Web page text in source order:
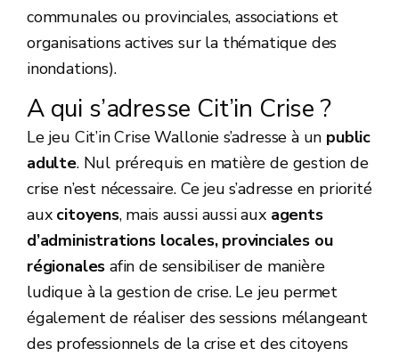
communales ou provinciales, associations et
organisations actives sur la thématique des
inondations).
A qui s’adresse Cit’in Crise ?
Le jeu Cit’in Crise Wallonie s’adresse à un public
adulte. Nul prérequis en matière de gestion de
crise n’est nécessaire. Ce jeu s’adresse en priorité
aux citoyens, mais aussi aussi aux agents
d’administrations locales, provinciales ou
régionales afin de sensibiliser de manière
ludique à la gestion de crise. Le jeu permet
également de réaliser des sessions mélangeant
des professionnels de la crise et des citoyens